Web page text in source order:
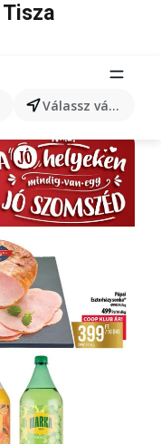
Válassz várost